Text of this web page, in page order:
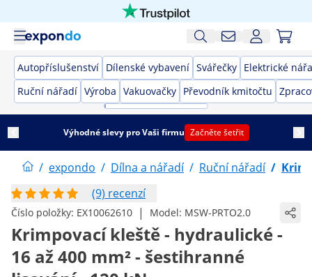
Autopříslušenství Dílenské vybavení Svářečky Elektrické
Ruční nářadí Výroba Vakuovačky Převodník kmitočtu
Výhodné slevy pro Vaši firmu Začněte šetřit
/ expondo / Dílna a nářadí / Ruční nářadí /
(9) recenzí
Číslo položky: EX10062610 | Model: MSW-PRTO2.0
Krimpovací kleště - hydraulické -
16 až 400 mm² - šestihranné